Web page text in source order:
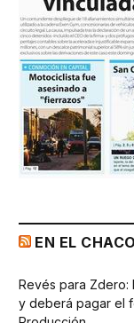
EN EL CHACO
Revés para
y deberá pagar el